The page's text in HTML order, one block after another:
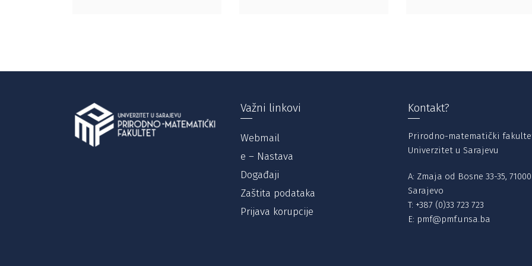
Važni linkovi
Webmail
e – Nastava
Događaji
Zaštita podataka
Prijava korupcije
Kontakt?
Prirodno-matematički
Univerzitet u Sarajevu
A: Zmaja od Bosne 33-35, 71000
Sarajevo
T: +387 (0)33 723 723
E: pmf@pmf.unsa.ba